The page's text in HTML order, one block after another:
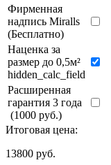
Фирменная
надпись Miralls
(Бесплатно)
Наценка за
размер до 0,5м²
hidden_calc_field
Расширенная
гарантия 3 года
(1000 руб.)
Итоговая цена:
13800 руб.